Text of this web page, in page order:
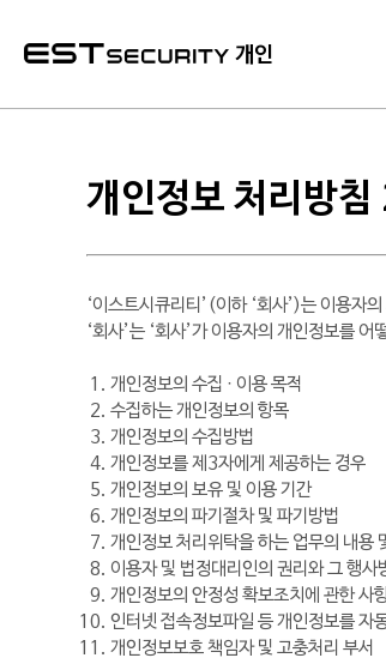
개인
개인정보 처리방
‘이스트시큐리티’(이하 ‘회사’)는 이용자
‘회사’는 ‘회사’가 이용자의 개인정보를
개인정보의 수집 · 이용 목적
수집하는 개인정보의 항목
개인정보의 수집방법
개인정보를 제3자에게 제공하는 경우
개인정보의 보유 및 이용 기간
개인정보의 파기절차 및 파기방법
개인정보 처리위탁을 하는 업무의 내용
이용자 및 법정대리인의 권리와 그 행사
개인정보의 안정성 확보조치에 관한 사
인터넷 접속정보파일 등 개인정보를 자
개인정보보호 책임자 및 고충처리 부서